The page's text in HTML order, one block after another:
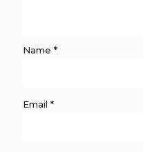
Name *
Email *